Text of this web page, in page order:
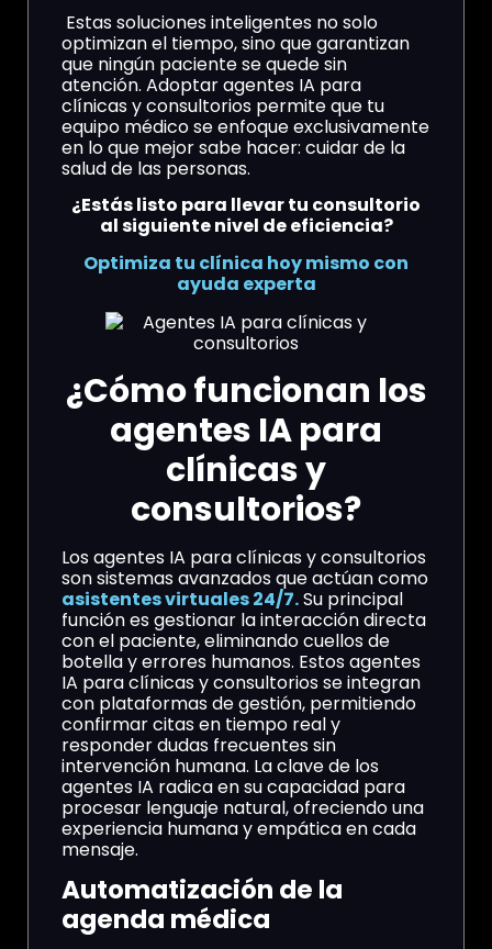
Estas soluciones inteligentes no solo
optimizan el tiempo, sino que garantizan
que ningún paciente se quede sin
atención. Adoptar agentes IA para
clínicas y consultorios permite que tu
equipo médico se enfoque exclusivamente
en lo que mejor sabe hacer: cuidar de la
salud de las personas.
¿Estás listo para llevar tu consultorio
al siguiente nivel de eficiencia?
Optimiza tu clínica hoy mismo con
ayuda experta
¿Cómo funcionan los
agentes IA para
clínicas y
consultorios?
Los agentes IA para clínicas y consultorios
son sistemas avanzados que actúan como
asistentes virtuales 24/7.Su principal
función es gestionar la interacción directa
con el paciente, eliminando cuellos de
botella y errores humanos. Estos agentes
IA para clínicas y consultorios se integran
con plataformas de gestión, permitiendo
confirmar citas en tiempo real y
responder dudas frecuentes sin
intervención humana. La clave de los
agentes IA radica en su capacidad para
procesar lenguaje natural, ofreciendo una
experiencia humana y empática en cada
mensaje.
Automatización de la
agenda médica